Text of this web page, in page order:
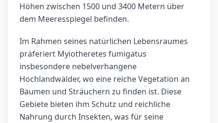
Höhen zwischen 1500 und 3400 Metern über
dem Meeresspiegel befinden.
Im Rahmen seines natürlichen Lebensraumes
präferiert Myiotheretes fumigatus
insbesondere nebelverhangene
Hochlandwälder, wo eine reiche Vegetation an
Bäumen und Sträuchern zu finden ist. Diese
Gebiete bieten ihm Schutz und reichliche
Nahrung durch Insekten, was für seine